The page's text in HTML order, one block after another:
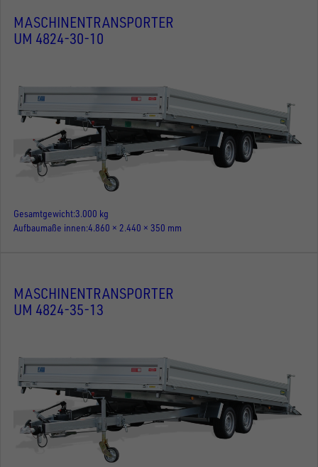
MASCHINENTRANSPORTER
UM 4824-30-10
Gesamtgewicht3.000 kg
Aufbaumaße innen 4.860 × 2.440 × 350 mm
MASCHINENTRANSPORTER
UM 4824-35-13